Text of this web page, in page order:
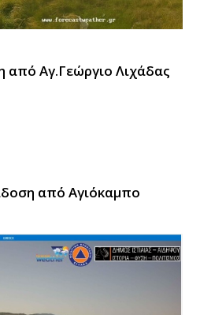
από Αγ.Γεώργιο Λιχάδας
από Αγιόκαμπο